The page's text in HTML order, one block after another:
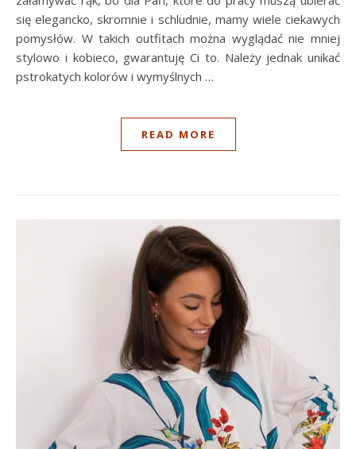
się elegancko, skromnie i schludnie, mamy wiele ciekawych
pomysłów. W takich outfitach można wyglądać nie mniej
stylowo i kobieco, gwarantuję Ci to. Należy jednak unikać
pstrokatych kolorów i wymyślnych …
READ MORE